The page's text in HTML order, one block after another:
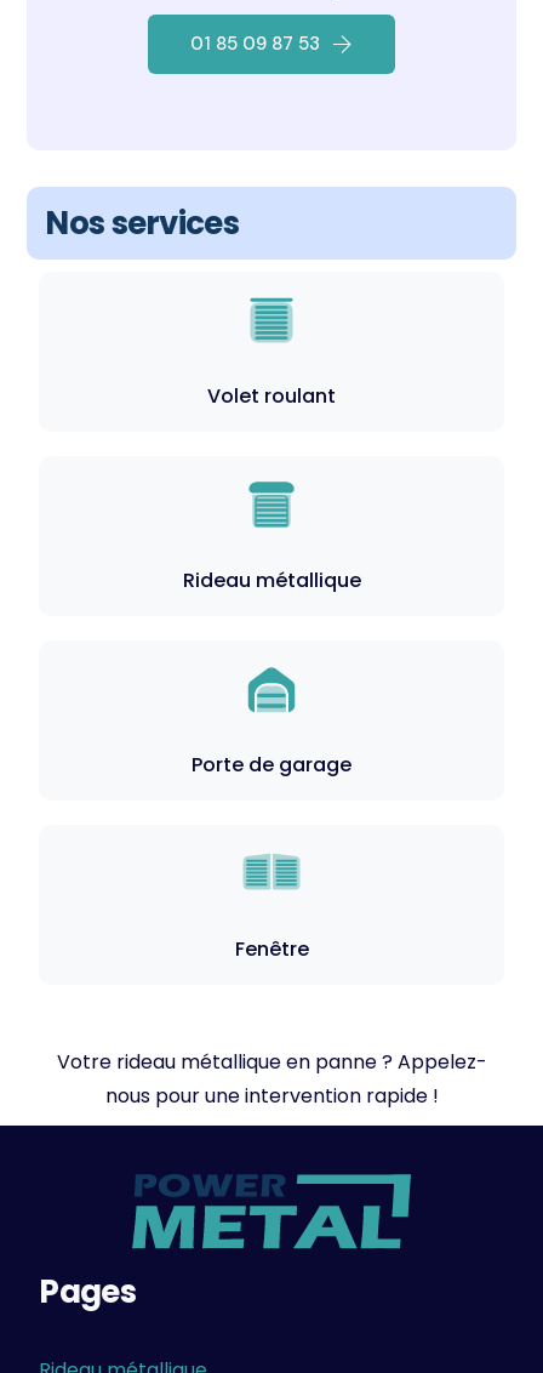
01 85 09 87 53
Nos services
Volet roulant
Rideau métallique
Porte de garage
Fenêtre
Votre rideau métallique en panne ? Appelez-
nous pour une intervention rapide !
Pages